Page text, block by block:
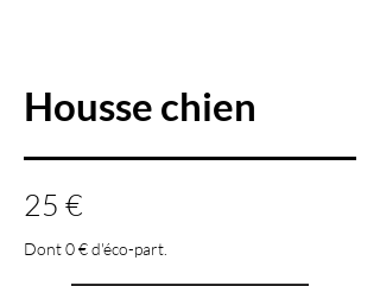
Housse chien
25 €
Dont 0 € d'éco-part.